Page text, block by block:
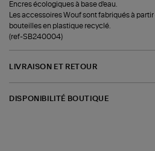
Encres écologiques à base d'eau.
Les accessoires Wouf sont fabriqués à
bouteilles en plastique recyclé.
(ref-SB240004)
LIVRAISON ET RETOUR
DISPONIBILITÉ BOUTIQUE